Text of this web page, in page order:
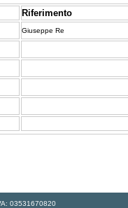
Riferimento
Giuseppe Re
03531670820